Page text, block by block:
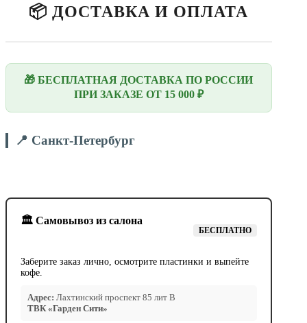
📦 ДОСТАВКА И ОПЛАТА
🎁 БЕСПЛАТНАЯ ДОСТАВКА ПО РОССИИ
ПРИ ЗАКАЗЕ ОТ 15 000 ₽
📍 Санкт-Петербург
🏛️ Самовывоз из салона
БЕСПЛАТНО
Заберите заказ лично, осмотрите пластинки и выпейте
кофе.
Адрес: Лахтинский проспект 85 лит В
ТВК «Гарден Сити»